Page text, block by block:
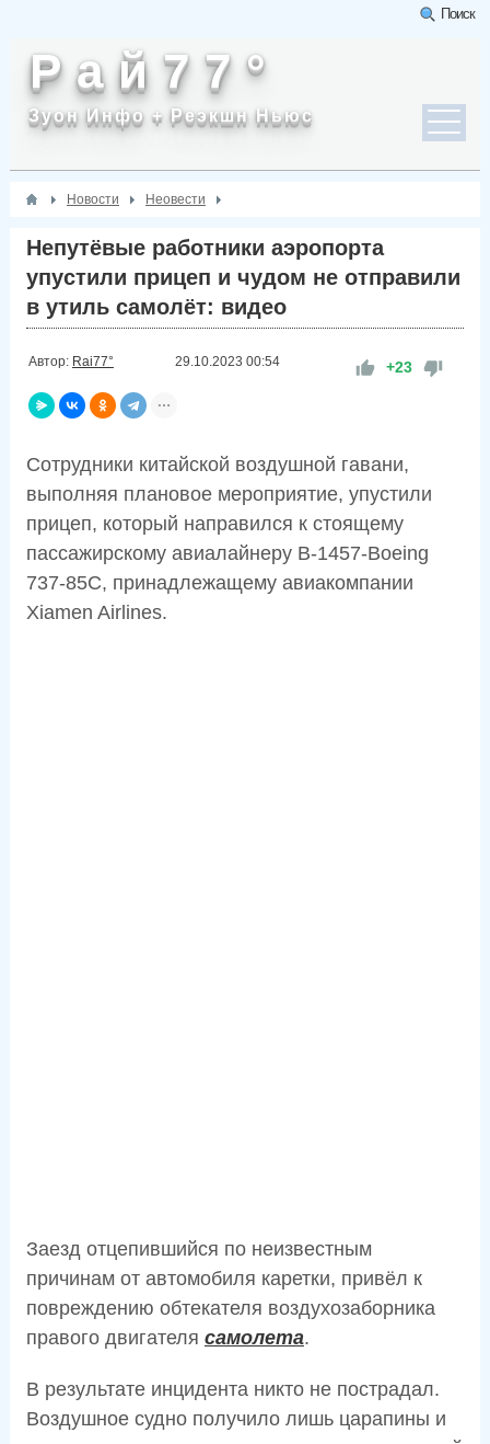
Поиск
Р а й 7 7 °
Зуон Инфо + Реэкшн Ньюс
Новости Неовести
Непутёвые работники аэропорта
упустили прицеп и чудом не отправили
в утиль самолёт: видео
Автор: Rai77° 29.10.2023 00:54 +23
Сотрудники китайской воздушной гавани,
выполняя плановое мероприятие, упустили
прицеп, который направился к стоящему
пассажирскому авиалайнеру B-1457-Boeing
737-85C, принадлежащему авиакомпании
Xiamen Airlines.
Заезд отцепившийся по неизвестным
причинам от автомобиля каретки, привёл к
повреждению обтекателя воздухозаборника
правого двигателя самолета.
В результате инцидента никто не пострадал.
Воздушное судно получило лишь царапины и